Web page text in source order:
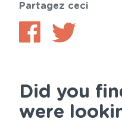
Partagez ceci
Partager
sur
Did you
were